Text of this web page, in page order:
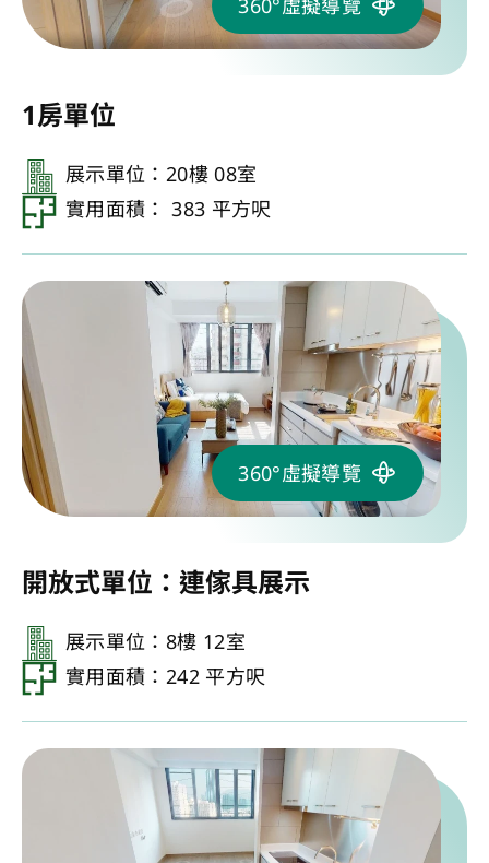
360°虛擬導覽
1房單位
展示單位：20樓 08室
實用面積： 383 平方呎
360°虛擬導覽
開放式單位：連傢具展示
展示單位：8樓 12室
實用面積：242 平方呎